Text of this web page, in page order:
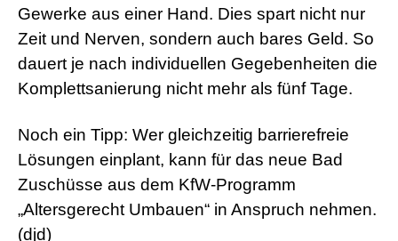
Gewerke aus einer Hand. Dies spart nicht nur
Zeit und Nerven, sondern auch bares Geld. So
dauert je nach individuellen Gegebenheiten die
Komplettsanierung nicht mehr als fünf Tage.
Noch ein Tipp: Wer gleichzeitig barrierefreie
Lösungen einplant, kann für das neue Bad
Zuschüsse aus dem KfW-Programm
„Altersgerecht Umbauen“ in Anspruch nehmen.
(djd)